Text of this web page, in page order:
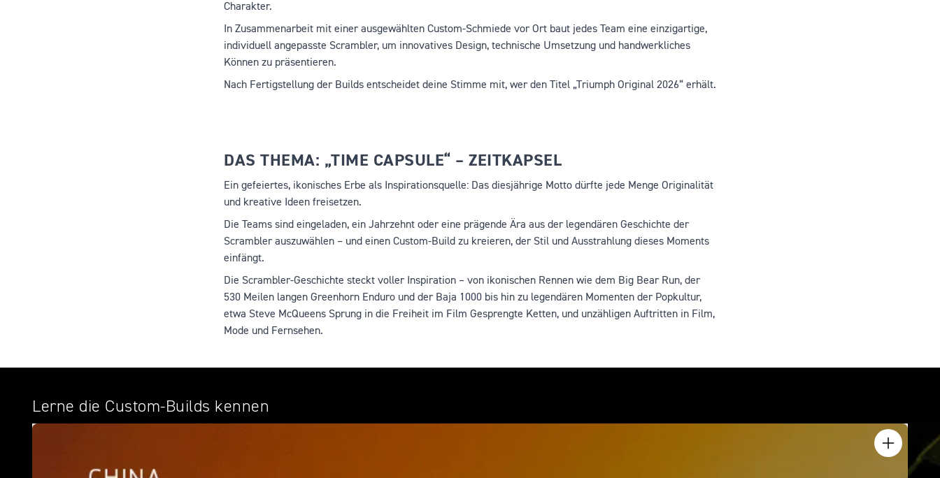
Charakter.
In Zusammenarbeit mit einer ausgewählten Custom-Schmiede vor Ort baut jedes Team eine einzigartige,
individuell angepasste Scrambler, um innovatives Design, technische Umsetzung und handwerkliches
Können zu präsentieren.
Nach Fertigstellung der Builds entscheidet deine Stimme mit, wer den Titel „Triumph Original 2026“ erhält.
DAS THEMA: „TIME CAPSULE“ – ZEITKAPSEL
Ein gefeiertes, ikonisches Erbe als Inspirationsquelle: Das diesjährige Motto dürfte jede Menge Originalität
und kreative Ideen freisetzen.
Die Teams sind eingeladen, ein Jahrzehnt oder eine prägende Ära aus der legendären Geschichte der
Scrambler auszuwählen – und einen Custom-Build zu kreieren, der Stil und Ausstrahlung dieses Moments
einfängt.
Die Scrambler-Geschichte steckt voller Inspiration – von ikonischen Rennen wie dem Big Bear Run, der
530 Meilen langen Greenhorn Enduro und der Baja 1000 bis hin zu legendären Momenten der Popkultur,
etwa Steve McQueens Sprung in die Freiheit im Film Gesprengte Ketten, und unzähligen Auftritten in Film,
Mode und Fernsehen.
Lerne die Custom-Builds kennen